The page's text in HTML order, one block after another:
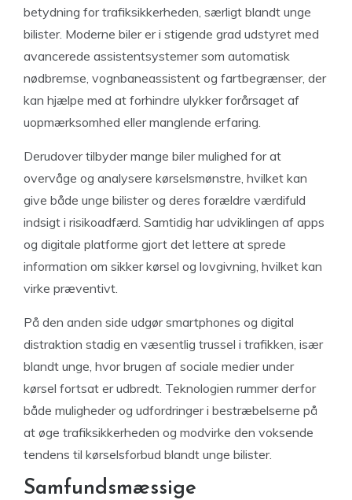
betydning for trafiksikkerheden, særligt blandt unge
bilister. Moderne biler er i stigende grad udstyret med
avancerede assistentsystemer som automatisk
nødbremse, vognbaneassistent og fartbegrænser, der
kan hjælpe med at forhindre ulykker forårsaget af
uopmærksomhed eller manglende erfaring.
Derudover tilbyder mange biler mulighed for at
overvåge og analysere kørselsmønstre, hvilket kan
give både unge bilister og deres forældre værdifuld
indsigt i risikoadfærd. Samtidig har udviklingen af apps
og digitale platforme gjort det lettere at sprede
information om sikker kørsel og lovgivning, hvilket kan
virke præventivt.
På den anden side udgør smartphones og digital
distraktion stadig en væsentlig trussel i trafikken, især
blandt unge, hvor brugen af sociale medier under
kørsel fortsat er udbredt. Teknologien rummer derfor
både muligheder og udfordringer i bestræbelserne på
at øge trafiksikkerheden og modvirke den voksende
tendens til kørselsforbud blandt unge bilister.
Samfundsmæssige